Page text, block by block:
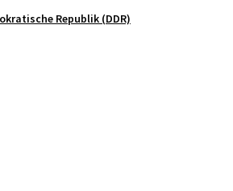
Republik (DDR)